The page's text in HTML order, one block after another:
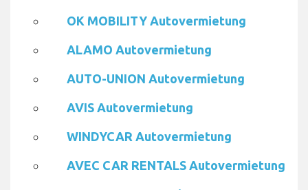
OK MOBILITY Autovermietung
ALAMO Autovermietung
AUTO-UNION Autovermietung
AVIS Autovermietung
WINDYCAR Autovermietung
AVEC CAR RENTALS Autovermietung